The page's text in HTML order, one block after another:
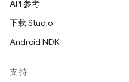
API 参考
下载 Studio
Android NDK
支持